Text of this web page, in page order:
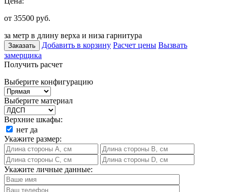
от 35500 руб.
за метр в длину верха и низа гарнитура
Заказать Добавить в корзину Расчет цены Вызвать
замерщика
Получить расчет
Выберите конфигурацию
Выберите материал
Верхние шкафы:
нет да
Укажите размер:
Укажите личные данные: